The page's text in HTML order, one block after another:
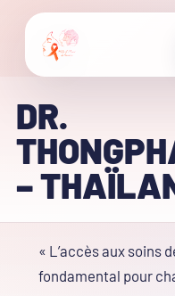
DR.
–
« L’accès aux soins
fondamental pour